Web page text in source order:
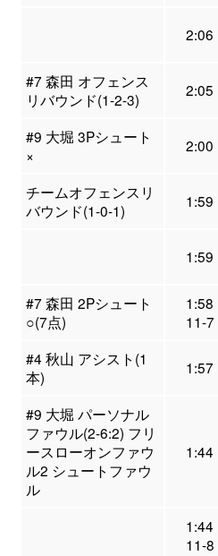
2:06
#7 森田 オフェンス
リバウンド(1-2-3)
2:05
#9 大堀 3Pシュート
×
2:00
チームオフェンスリ
バウンド(1-0-1)
1:59
1:59
#7 森田 2Pシュート
○(7点)
1:58
11-7
#4 秋山 アシスト(1
本)
1:57
#9 大堀 パーソナル
ファウル(2-6:2) フリ
ースローオンファウ
ル2 シュートファウ
ル
1:44
1:44
11-8